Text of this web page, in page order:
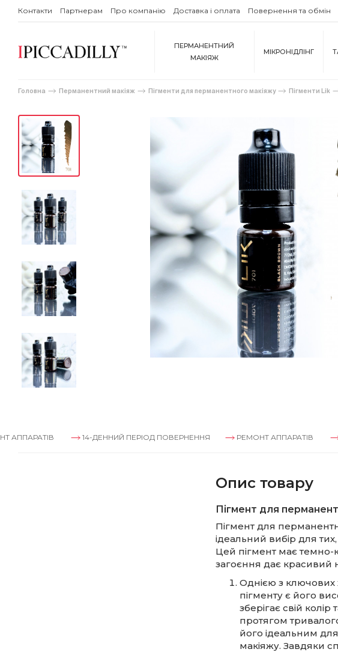
Контакти Партнерам Про компанію Доставка і оплата Повернення та обмін
ПЕРМАНЕНТНИЙ
МАКІЯЖ
МІКРОНІДЛІНГ
Головна Перманентний макіяж Пігменти для перманентного макіяжу Пігменти Lik
14-ДЕННИЙ ПЕРІОД ПОВЕРНЕННЯ РЕМОНТ АППАРАТІВ 14-ДЕННИЙ
Опис товару
Пігмент для
Пігмент для
ідеальний вибір для
Цей пігмент має темно-
загоєння дає красивий
Однією з ключових
пігменту є його
зберігає свій колір
протягом
його ідеальним
макіяжу. Завдяки